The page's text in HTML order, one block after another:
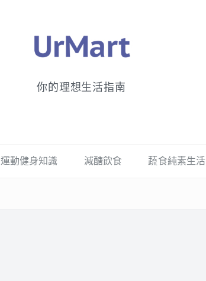
你的理想生活指南
運動健身知識 減醣飲食 蔬食純素生活